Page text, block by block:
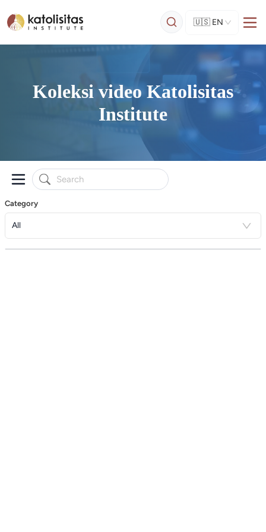
🇺🇸 EN
Koleksi video Katolisitas
Institute
Category
All